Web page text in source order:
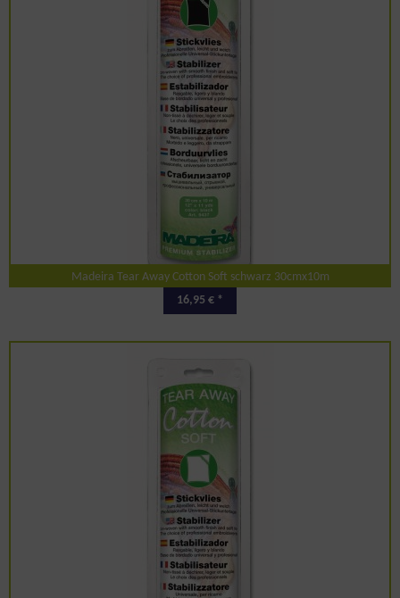
Madeira Tear Away Cotton Soft schwarz 30cmx10m
16,95 € *